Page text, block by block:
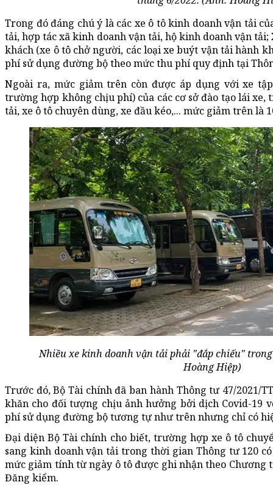
Trong đó đáng chú ý là các xe ô tô kinh doanh vận tải
tải, hợp tác xã kinh doanh vận tải, hộ kinh doanh vận
khách (xe ô tô chở người, các loại xe buýt vận tải hành
phí sử dụng đường bộ theo mức thu phí quy định tại
Ngoài ra, mức giảm trên còn được áp dụng với xe
trường hợp không chịu phí) của các cơ sở đào tạo lái xe,
tải, xe ô tô chuyên dùng, xe đầu kéo,... mức giảm trên là
Nhiều xe kinh doanh vận tải phải "đắp chiếu"
Hoàng Hiệp)
Trước đó, Bộ Tài chính đã ban hành Thông tư 47/2021/
khăn cho đối tượng chịu ảnh hưởng bởi dịch Covid-19
phí sử dụng đường bộ tương tự như trên nhưng chỉ có
Đại diện Bộ Tài chính cho biết, trường hợp xe ô tô
sang kinh doanh vận tải trong thời gian Thông tư 120
mức giảm tính từ ngày ô tô được ghi nhận theo Chương
Đăng kiểm.